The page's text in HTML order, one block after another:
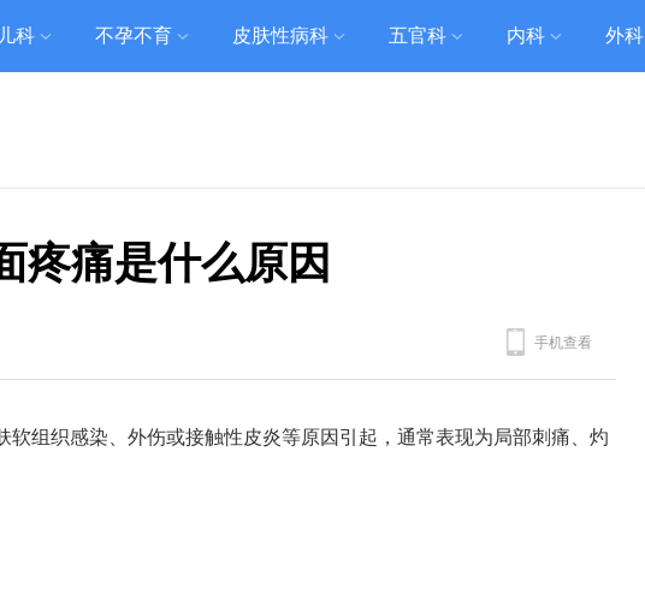
儿科 不孕不育 皮肤性病科 五官科 内科 外科
疼痛是什么原因
手机查看
组织感染、外伤或接触性皮炎等原因引起，通常表现为局部刺痛、灼